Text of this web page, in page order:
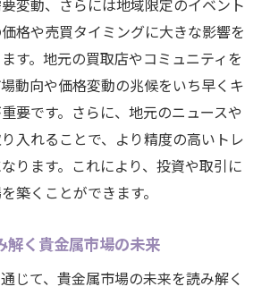
化に応じた市場戦略の適用
属最新情報を活用する賢い取引の
イム情報を基にした取引判断
ースから得られる取引のヒント
を効率化するツールとテクニック
る情報源の選び方
にした柔軟な取引戦略
変動、さらには地域限定のイベント
格や売買タイミングに大きな影響を
す。地元の買取店やコミュニティを
動向や価格変動の兆候をいち早くキ
要です。さらに、地元のニュースや
入れることで、より精度の高いトレ
ります。これにより、投資や取引に
築くことができます。
解く貴金属市場の未来
じて、貴金属市場の未来を読み解く